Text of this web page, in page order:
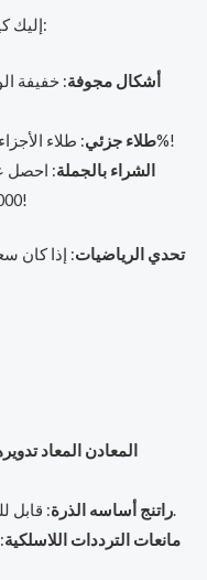
إليك كيفية الحصول على أجهزة رائعة بسعر أقل:
أشكال مجوفة: خفيفة
طلاء جزئي: طلاء الأجزاء التي يمكنك رؤيتها فقط. يوفر 40%!
الشراء بالجملة
5,000 قطعة. مثالي لشركات الألعاب!
تحدي الرياضيات: إذا كان
المعادن المعاد
راتنج أساسه الذرة: قابل للتحلل الحيوي - لا يؤذي الحيوانات.
مانعات الترددات اللاسلكية